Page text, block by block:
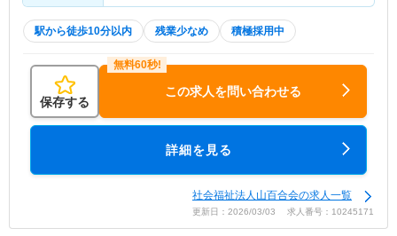
駅から徒歩10分以内 残業少なめ 積極採用中
保存する
この求人を問い合わせる
詳細を見る
社会福祉法人山百合会の求人一覧
更新日：2026/03/03 求人番号：10245171